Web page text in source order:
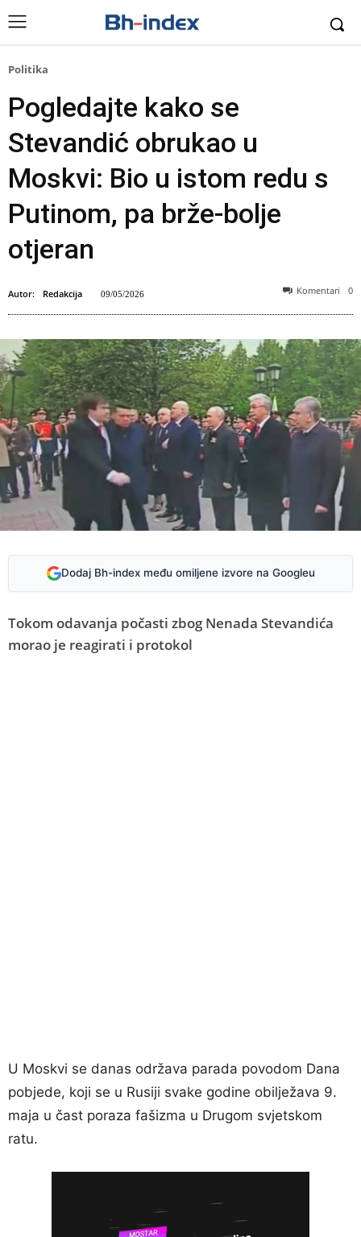
Politika
Pogledajte kako se
Stevandić obrukao u
Moskvi: Bio u istom redu s
Putinom, pa brže-bolje
otjeran
Autor: Redakcija 09/05/2026 Komentari 0
Dodaj Bh-index među omiljene izvore na Googleu
Tokom odavanja počasti zbog Nenada Stevandića
morao je reagirati i protokol
U Moskvi se danas održava parada povodom Dana
pobjede, koji se u Rusiji svake godine obilježava 9.
maja u čast poraza fašizma u Drugom svjetskom
ratu.